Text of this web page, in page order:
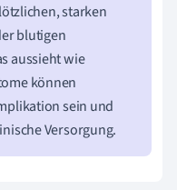
starken
blutigen
aussieht wie
können
sein und
Versorgung.